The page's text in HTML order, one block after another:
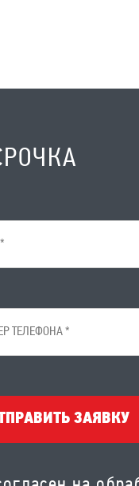
ЗАЯВКУ